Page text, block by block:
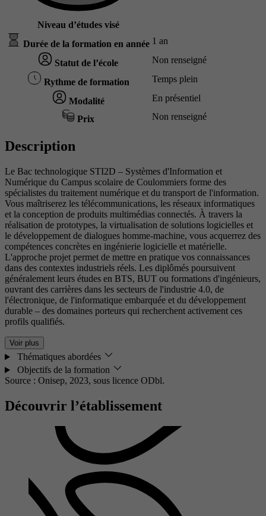
Niveau d’études visé
Durée de la formation en année 1 an
Statut de l’école Non renseigné
Rythme de formation Temps plein
Modalité En présentiel
Prix Non renseigné
Description
Le Bac technologique STI2D – Systèmes d'Information et
Numérique du Campus scolaire de Coulommiers forme des
spécialistes du traitement numérique et du transport de l'information.
Vous maîtriserez les télécommunications, les réseaux informatiques
et la conception de produits multimédias connectés. À travers la
réalisation de prototypes, la virtualisation de solutions logicielles et
le développement de dialogues homme-machine, vous acquerrez des
compétences concrètes en ingénierie logicielle et matérielle.
L'approche projet permet de mettre en pratique vos connaissances
dans des contextes industriels réels. Les diplômés poursuivent
généralement leurs études en BTS, BUT ou formations d'ingénieurs,
ouvrant des carrières dans les secteurs de l'industrie 4.0, de
l'électronique, de l'informatique embarquée et du développement
durable – des domaines porteurs qui recherchent activement ces
profils qualifiés.
Voir plus
Thématiques abordées
Objectifs de la formation
Source : Onisep, 2023, sous licence ODbl.
Découvrir l’établissement